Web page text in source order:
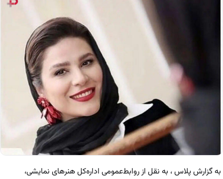
به گزارش پلاس ، به نقل از روابط‌عمومی اداره‌کل‌ هنرهای‌ نمایشی،